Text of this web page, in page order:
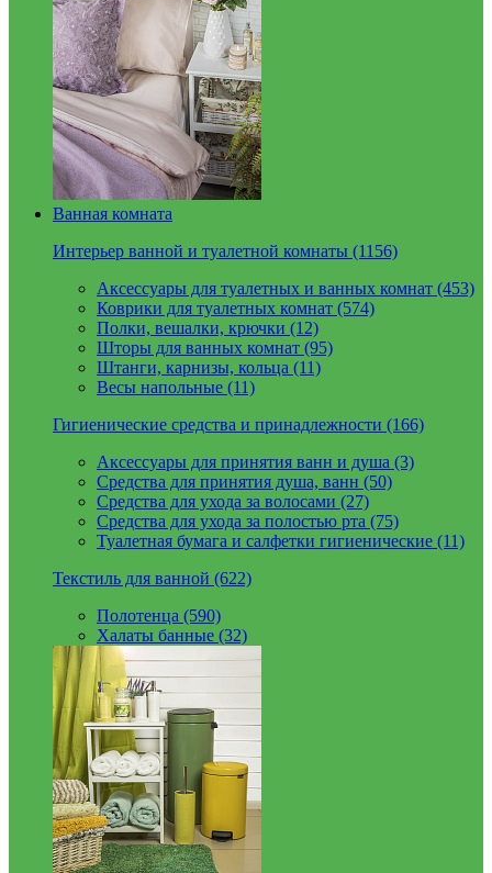
Ванная комната
Интерьер ванной и туалетной комнаты (1156)
Аксессуары для туалетных и ванных комнат (453)
Коврики для туалетных комнат (574)
Полки, вешалки, крючки (12)
Шторы для ванных комнат (95)
Штанги, карнизы, кольца (11)
Весы напольные (11)
Гигиенические средства и принадлежности (166)
Аксессуары для принятия ванн и душа (3)
Средства для принятия душа, ванн (50)
Средства для ухода за волосами (27)
Средства для ухода за полостью рта (75)
Туалетная бумага и салфетки гигиенические (11)
Текстиль для ванной (622)
Полотенца (590)
Халаты банные (32)